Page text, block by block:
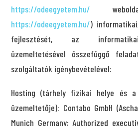
https://odeegyetem.hu/
https://odeegyetem.hu/)
fejlesztését, az
üzemeltetésével összefüggő
szolgáltatók igénybevételével:
Hosting (tárhely fizikai helye és a
üzemeltetője): Contabo GmbH
Munich Germany; Authorized